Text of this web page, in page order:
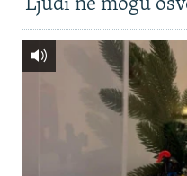
'Ljudi ne mogu